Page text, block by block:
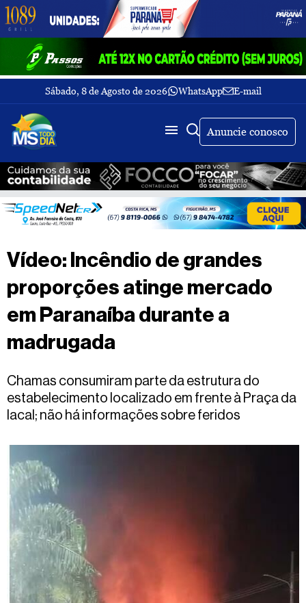
Sábado, 8 de Agosto de 2026 WhatsApp E-mail
Fechar Menu
Últimas
notícias
Galeria
de
fotos
Sobre
Nós
TV
MS
dia
Fale
Anuncie conosco
Buscar
Vídeo: Incêndio de grandes
proporções atinge mercado
em Paranaíba durante a
madrugada
Chamas consumiram parte da estrutura do
estabelecimento localizado em frente à Praça da
Iacal; não há informações sobre feridos